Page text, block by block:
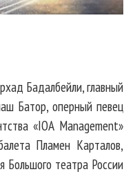
Бадалбейли, главный
Батор, оперный певец
«IOA Management»
Пламен Карталов,
Большого театра России